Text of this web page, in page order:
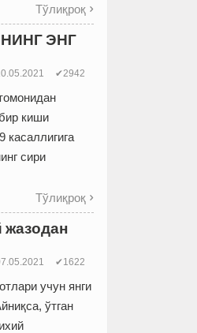
Тўлиқроқ 
ЭНГ
✔2942
киши
касаллигига
сири
Тўлиқроқ 
✔1622
учун янги
ўтган